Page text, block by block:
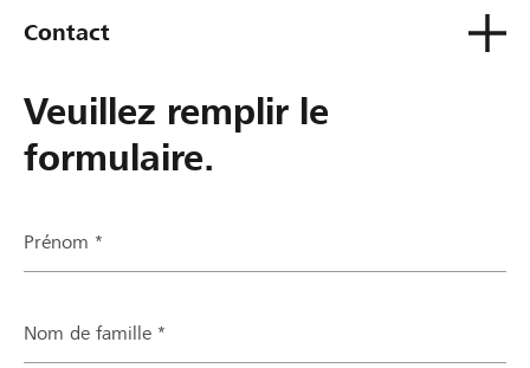
Contact
Veuillez remplir le
formulaire.
Prénom *
Nom de famille *